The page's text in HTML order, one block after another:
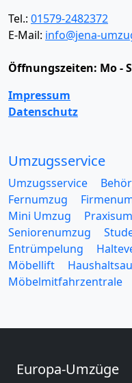
Tel.: 01579-2482372
E-Mail: info@jena-
Öffnungszeiten: Mo -
Impressum
Datenschutz
Umzugsservice
Umzugsservice
Fernumzug
Mini Umzug
Seniorenumzug
Entrümpelung
Möbellift
Möbelmitfahrzentrale
Europa-Umzüge